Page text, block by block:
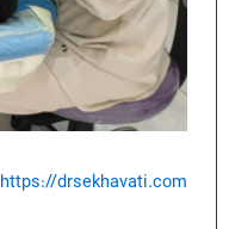
https://drsekhavati.com/